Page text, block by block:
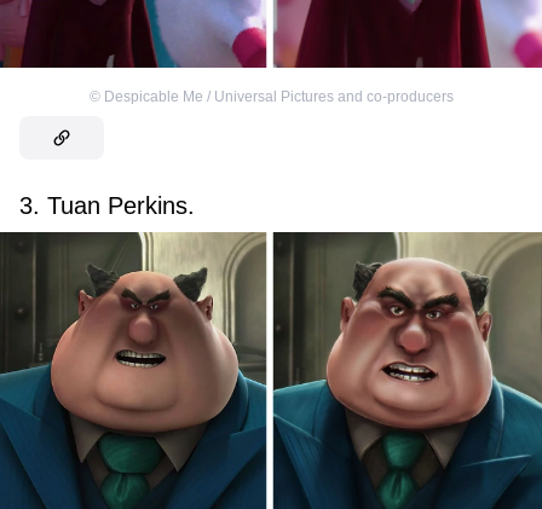
© Despicable Me / Universal Pictures and co-producers
3. Tuan Perkins.